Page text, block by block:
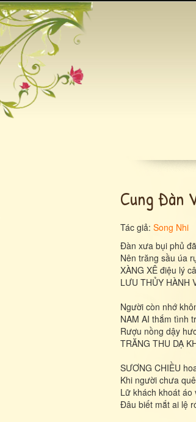
Cung Đàn
Tác giả: Song Nhi
Đàn xưa bụi phủ
Nên trăng sầu úa
XÀNG XÊ điệu lý
LƯU THỦY HÀNH
Người còn nhớ
NAM AI thắm tình
Rượu nồng dậy
TRĂNG THU DẠ
SƯƠNG CHIỀU
Khi người chưa
Lữ khách khoát áo
Đâu biết mắt ai lệ